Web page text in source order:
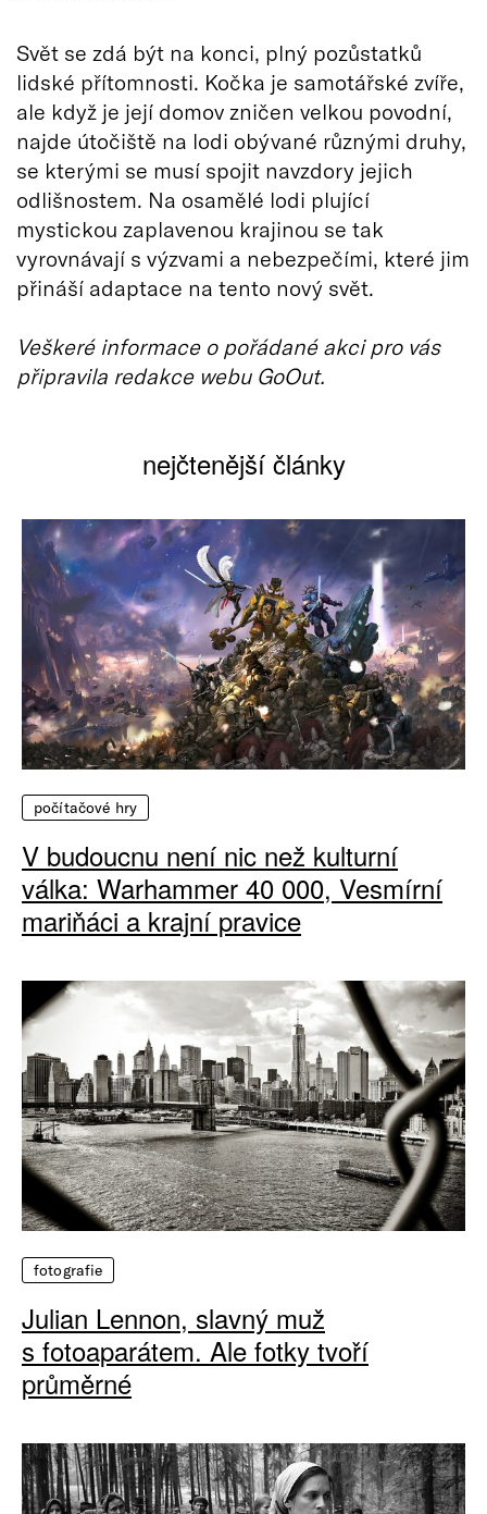
Svět se zdá být na konci, plný pozůstatků
lidské přítomnosti. Kočka je samotářské zvíře,
ale když je její domov zničen velkou povodní,
najde útočiště na lodi obývané různými druhy,
se kterými se musí spojit navzdory jejich
odlišnostem. Na osamělé lodi plující
mystickou zaplavenou krajinou se tak
vyrovnávají s výzvami a nebezpečími, které jim
přináší adaptace na tento nový svět.
Veškeré informace o pořádané akci pro vás
připravila redakce webu GoOut.
nejčtenější články
počítačové hry
V budoucnu není nic než kulturní
válka: Warhammer 40 000, Vesmírní
mariňáci a krajní pravice
fotografie
Julian Lennon, slavný muž
s fotoaparátem. Ale fotky tvoří
průměrné